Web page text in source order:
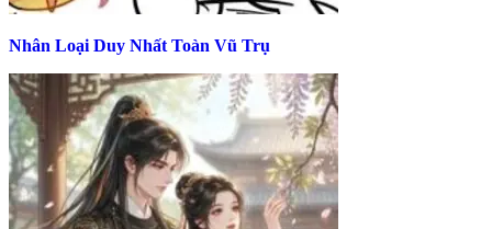
Nhân Loại Duy Nhất Toàn Vũ Trụ